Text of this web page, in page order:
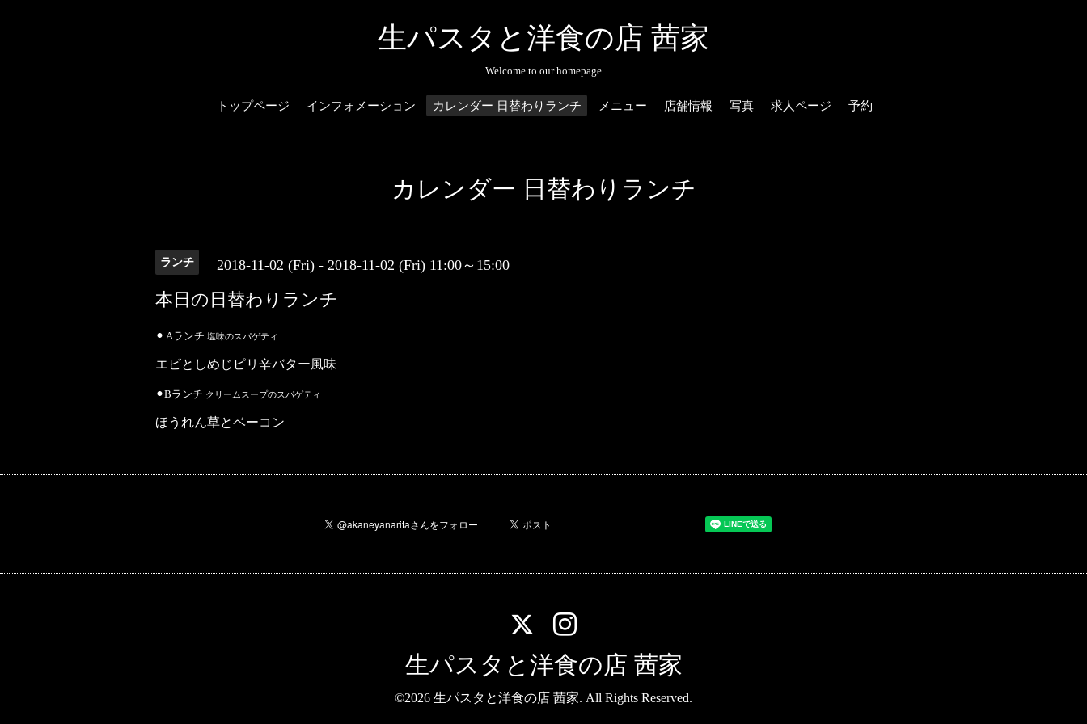
生パスタと洋食の店 茜家
Welcome to our homepage
トップページ インフォメーション カレンダー 日替わりランチ メニュー 店舗情報 写真 求人ページ 予約
カレンダー 日替わりランチ
ランチ 2018-11-02 (Fri) - 2018-11-02 (Fri) 11:00～15:00
本日の日替わりランチ
⚫︎ Aランチ 塩味のスパゲティ
エビとしめじピリ辛バター風味
⚫︎Bランチ クリームスープのスパゲティ
ほうれん草とベーコン
生パスタと洋食の店 茜家
©2026 生パスタと洋食の店 茜家. All Rights Reserved.